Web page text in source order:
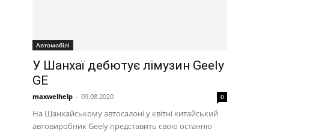
Автомобілі
У Шанхаї дебютує лімузин Geely
GE
maxwelhelp - 09.08.2020 0
На Шанхайському автосалоні у квітні китайський
автовиробник Geely представить свою останню